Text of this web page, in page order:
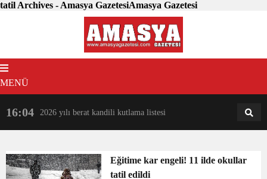
tatil Archives - Amasya GazetesiAmasya Gazetesi
MENÜ
16:04 2026 yılı berat kandili kutlama listesi 18:31
Eğitime kar engeli! 11 ilde okullar
tatil edildi